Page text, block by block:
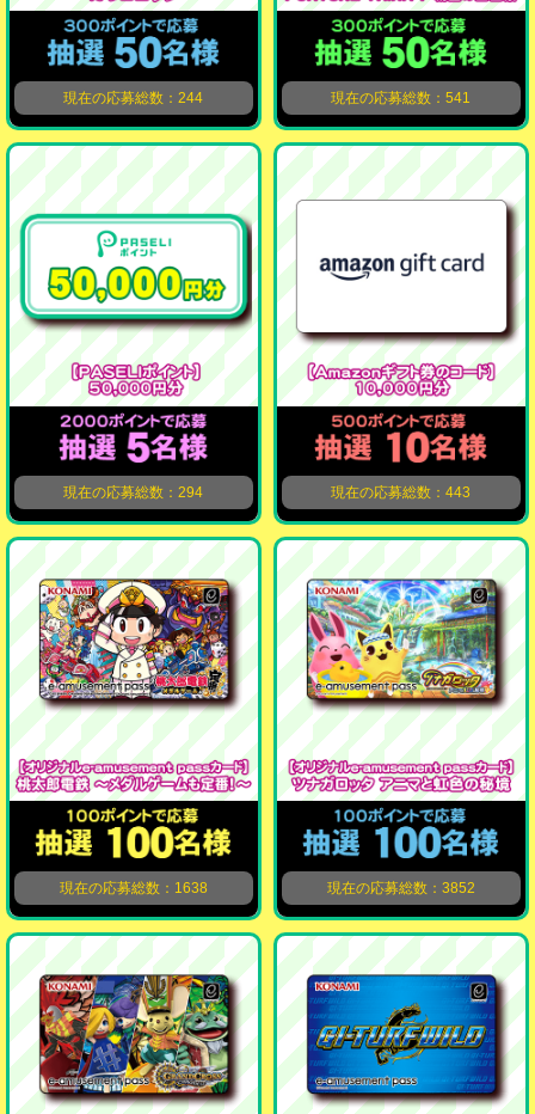
現在の応募総数：244 現在の応募総数：541
現在の応募総数：294 現在の応募総数：443
現在の応募総数：1638 現在の応募総数：3852